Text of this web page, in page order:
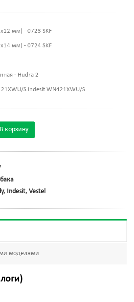
мм) - 0723 SKF
мм) - 0724 SKF
- Hudra 2
S Indesit WN421XWU/S
В корзину
, Indesit, Vestel
моделями